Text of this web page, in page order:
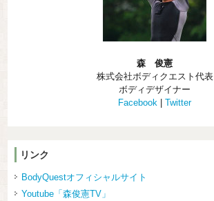
森 俊憲
株式会社ボディクエスト代表
ボディデザイナー
Facebook | Twitter
リンク
BodyQuestオフィシャルサイト
Youtube「森俊憲TV」